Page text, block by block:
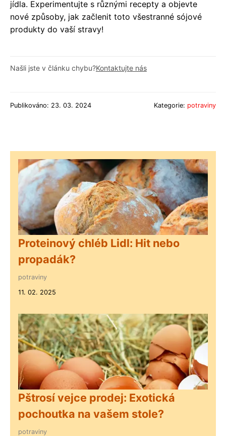
jídla. Experimentujte s různými recepty a objevte
nové způsoby, jak začlenit toto všestranné sójové
produkty do vaší stravy!
Našli jste v článku chybu?Kontaktujte nás
Publikováno: 23. 03. 2024 Kategorie: potraviny
Proteinový chléb Lidl: Hit nebo
propadák?
potraviny
11. 02. 2025
Pštrosí vejce prodej: Exotická
pochoutka na vašem stole?
potraviny